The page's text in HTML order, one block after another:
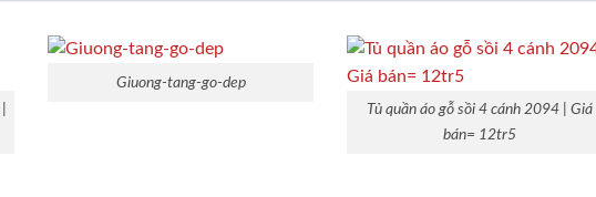
Giuong-tang-go-dep
Tủ quần áo gỗ sồi 4 cánh 2094 | Giá
bán= 12tr5